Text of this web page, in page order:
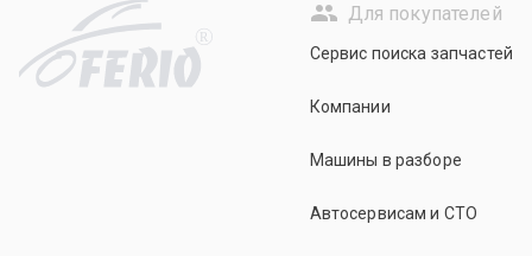
R
Для покупателей
Сервис поиска запчастей
Компании
Машины в разборе
Автосервисам и СТО